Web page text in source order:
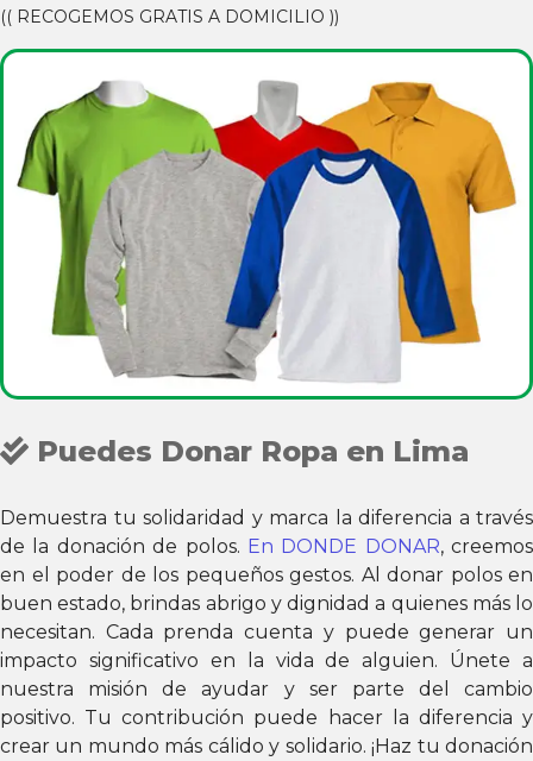
(( RECOGEMOS GRATIS A DOMICILIO ))
Puedes Donar Ropa en Lima
Demuestra tu solidaridad y marca la diferencia a través
de la donación de polos. En DONDE DONAR, creemos
en el poder de los pequeños gestos. Al donar polos en
buen estado, brindas abrigo y dignidad a quienes más lo
necesitan. Cada prenda cuenta y puede generar un
impacto significativo en la vida de alguien. Únete a
nuestra misión de ayudar y ser parte del cambio
positivo. Tu contribución puede hacer la diferencia y
crear un mundo más cálido y solidario. ¡Haz tu donación